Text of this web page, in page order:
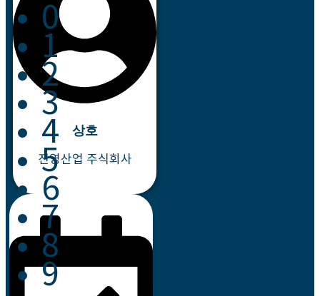
상호
진영산업 주식회사
0
1
2
3
4
5
6
7
8
9